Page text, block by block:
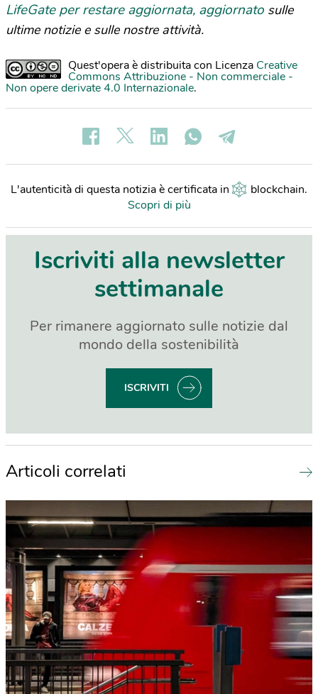
LifeGate per restare aggiornata, aggiornato sulle
ultime notizie e sulle nostre attività.
Quest'opera è distribuita con Licenza Creative
Commons Attribuzione - Non commerciale -
Non opere derivate 4.0 Internazionale.
L'autenticità di questa notizia è certificata in blockchain.
Scopri di più
Iscriviti alla newsletter
settimanale
Per rimanere aggiornato sulle notizie dal
mondo della sostenibilità
ISCRIVITI
Articoli correlati